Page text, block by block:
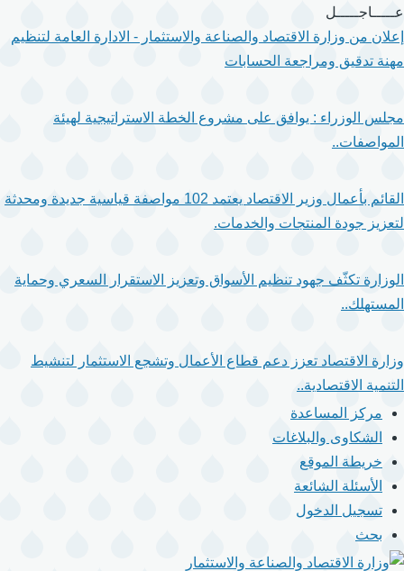
تجاوز
إلى
المحتوى
عـــــاجـــــل
إعلان من وزارة الاقتصاد والصناعة والاستثمار - الادارة العامة لتنظيم
مهنة تدقيق ومراجعة الحسابات
مجلس الوزراء : يوافق على مشروع الخطة الاستراتيجية لهيئة
المواصفات..
القائم بأعمال وزير الاقتصاد يعتمد 102 مواصفة قياسية جديدة ومحدثة
لتعزيز جودة المنتجات والخدمات.
الوزارة تكثّف جهود تنظيم الأسواق وتعزيز الاستقرار السعري وحماية
المستهلك..
وزارة الاقتصاد تعزز دعم قطاع الأعمال وتشجع الاستثمار لتنشيط
التنمية الاقتصادية..
مركز المساعدة
الشكاوى والبلاغات
خريطة الموقع
الأسئلة الشائعة
تسجيل الدخول
بحث